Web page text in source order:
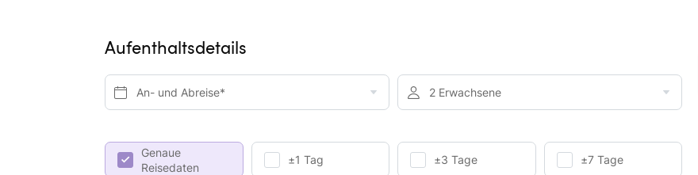
Aufenthaltsdetails
An- und Abreise* 2 Erwachsene
Genaue
Reisedaten
±1 Tag ±3 Tage ±7 Tage